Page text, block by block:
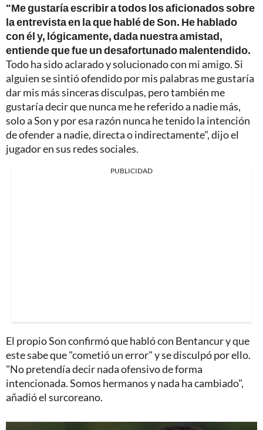
"Me gustaría escribir a todos los aficionados sobre
la entrevista en la que hablé de Son. He hablado
con él y, lógicamente, dada nuestra amistad,
entiende que fue un desafortunado malentendido.
Todo ha sido aclarado y solucionado con mi amigo. Si
alguien se sintió ofendido por mis palabras me gustaría
dar mis más sinceras disculpas, pero también me
gustaría decir que nunca me he referido a nadie más,
solo a Son y por esa razón nunca he tenido la intención
de ofender a nadie, directa o indirectamente", dijo el
jugador en sus redes sociales.
PUBLICIDAD
El propio Son confirmó que habló con Bentancur y que
este sabe que "cometió un error" y se disculpó por ello.
"No pretendía decir nada ofensivo de forma
intencionada. Somos hermanos y nada ha cambiado",
añadió el surcoreano.